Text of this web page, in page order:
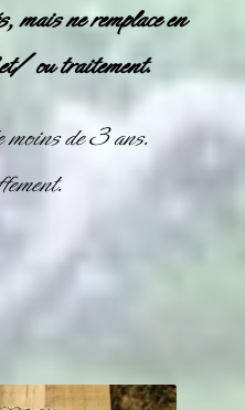
mais ne remplace en
ou traitement.
moins de 3 ans.